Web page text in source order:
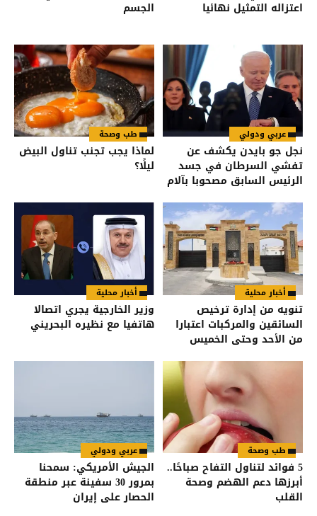
اعتزاله التمثيل نهائيا الجسم
عربي ودولي
نجل جو بايدن يكشف عن
تفشي السرطان في جسد
الرئيس السابق مصحوبا بآلام
طب وصحة
لماذا يجب تجنب تناول البيض
ليلًا؟
أخبار محلية
تنويه من إدارة ترخيص
السائقين والمركبات اعتبارا
من الأحد وحتى الخميس
أخبار محلية
وزير الخارجية يجري اتصالا
هاتفيا مع نظيره البحريني
طب وصحة
5 فوائد لتناول التفاح صباحًا..
أبرزها دعم الهضم وصحة
القلب
عربي ودولي
الجيش الأمريكي: سمحنا
بمرور 30 سفينة عبر منطقة
الحصار على إيران